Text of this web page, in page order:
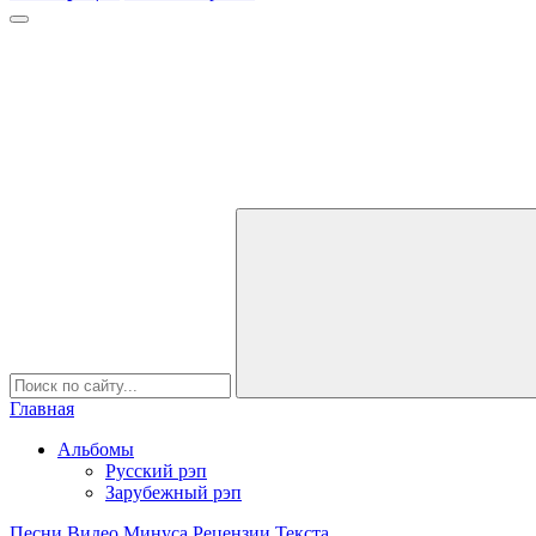
Главная
Альбомы
Русский рэп
Зарубежный рэп